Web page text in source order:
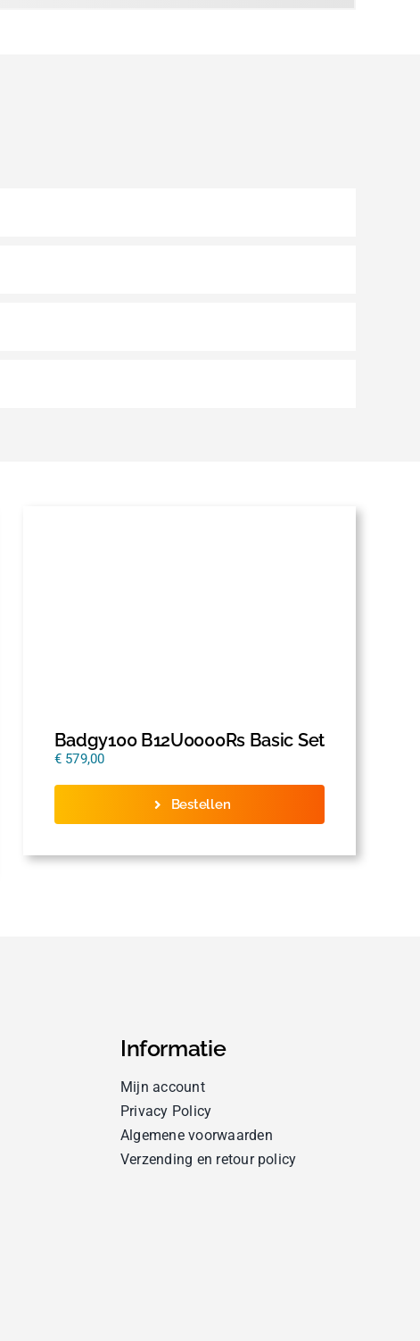
Badgy100 B12U0000Rs Basic Set
€579,00
Bestellen
Informatie
Mijn account
Privacy Policy
Algemene voorwaarden
Verzending en retour policy